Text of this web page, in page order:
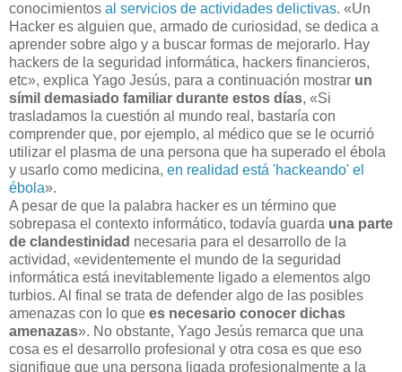
conocimientos al servicios de actividades delictivas. «Un
Hacker es alguien que, armado de curiosidad, se dedica a
aprender sobre algo y a buscar formas de mejorarlo. Hay
hackers de la seguridad informática, hackers financieros,
etc», explica Yago Jesús, para a continuación mostrar un
símil demasiado familiar durante estos días, «Si
trasladamos la cuestión al mundo real, bastaría con
comprender que, por ejemplo, al médico que se le ocurrió
utilizar el plasma de una persona que ha superado el ébola
y usarlo como medicina, en realidad está 'hackeando' el
ébola».
A pesar de que la palabra hacker es un término que
sobrepasa el contexto informático, todavía guarda una parte
de clandestinidad necesaria para el desarrollo de la
actividad, «evidentemente el mundo de la seguridad
informática está inevitablemente ligado a elementos algo
turbios. Al final se trata de defender algo de las posibles
amenazas con lo que es necesario conocer dichas
amenazas». No obstante, Yago Jesús remarca que una
cosa es el desarrollo profesional y otra cosa es que eso
signifique que una persona ligada profesionalmente a la